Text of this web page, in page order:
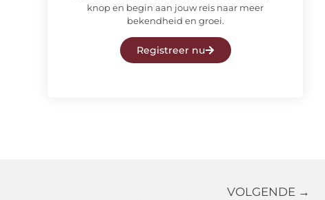
knop en begin aan jouw reis naar meer
bekendheid en groei.
Registreer nu
VOLGENDE →